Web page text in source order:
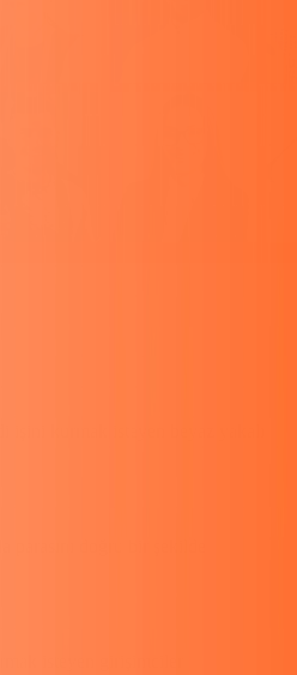
işini kurmak isteyen beyaz yakalı
parasını doğru bir şekilde
isteyen girişimciler